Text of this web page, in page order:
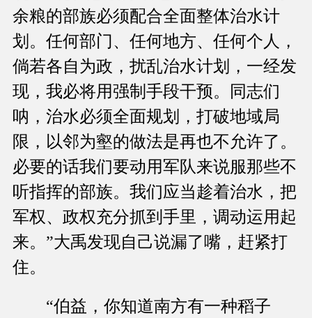
余粮的部族必须配合全面整体治水计
划。任何部门、任何地方、任何个人，
倘若各自为政，扰乱治水计划，一经发
现，我必将用强制手段干预。同志们
呐，治水必须全面规划，打破地域局
限，以邻为壑的做法是再也不允许了。
必要的话我们要动用军队来说服那些不
听指挥的部族。我们应当趁着治水，把
军权、政权充分抓到手里，调动运用起
来。”大禹发现自己说漏了嘴，赶紧打
住。
“伯益，你知道南方有一种稻子